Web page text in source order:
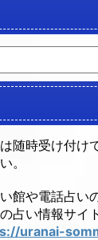
随時受け付け
。
館や電話占い
占い情報サイ
uranai-